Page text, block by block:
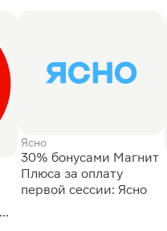
Ясно
30% бонусами Магнит
Плюса за оплату
первой сессии: Ясно